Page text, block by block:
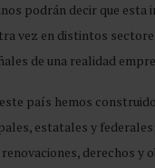
podrán decir que
vez en distintos
de una realidad
país hemos
estatales y
derechos